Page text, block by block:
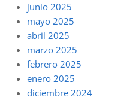
junio 2025
mayo 2025
abril 2025
marzo 2025
febrero 2025
enero 2025
diciembre 2024